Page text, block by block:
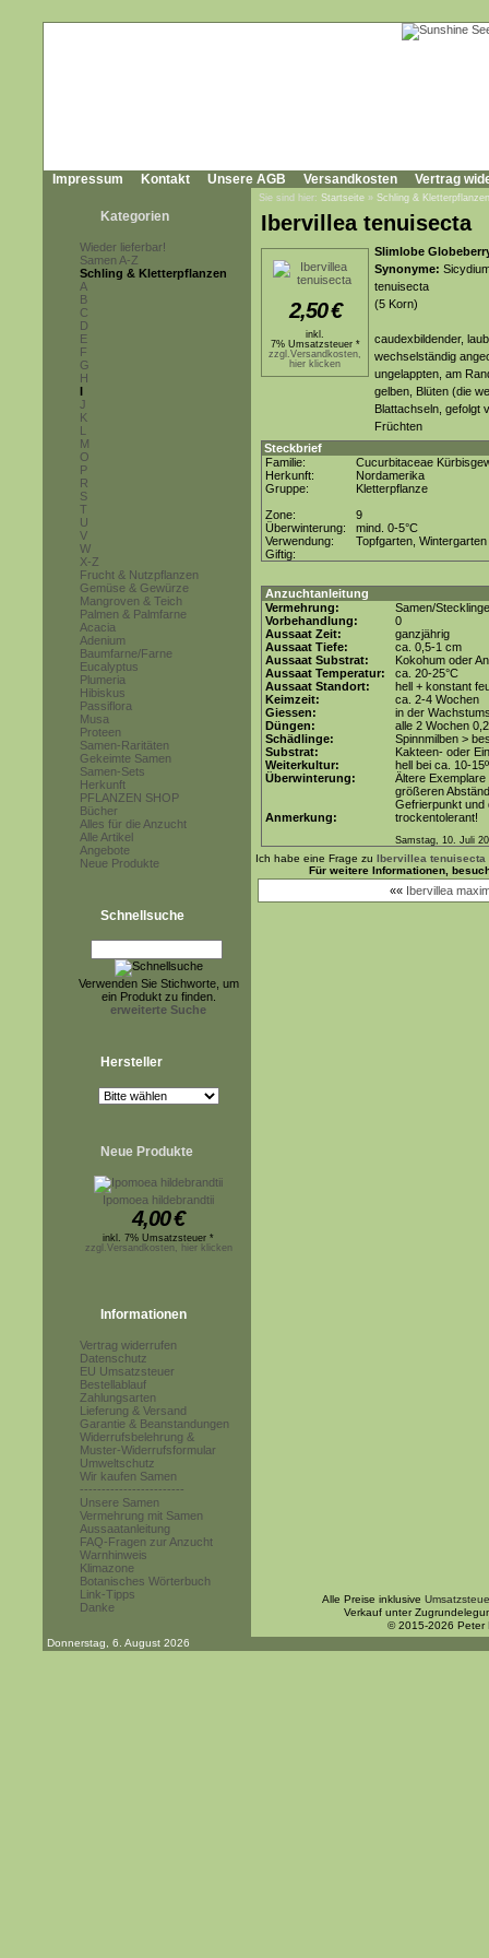
Impressum Kontakt Unsere AGB Versandkosten Vertrag
Kategorien
Wieder lieferbar!
Samen A-Z
Schling & Kletterpflanzen
A
B
C
D
E
F
G
H
I
J
K
L
M
O
P
R
S
T
U
V
W
X-Z
Frucht & Nutzpflanzen
Gemüse & Gewürze
Mangroven & Teich
Palmen & Palmfarne
Acacia
Adenium
Baumfarne/Farne
Eucalyptus
Plumeria
Hibiskus
Passiflora
Musa
Proteen
Samen-Raritäten
Gekeimte Samen
Samen-Sets
Herkunft
PFLANZEN SHOP
Bücher
Alles für die Anzucht
Alle Artikel
Angebote
Neue Produkte
Schnellsuche
Verwenden Sie Stichworte, um
ein Produkt zu finden.
erweiterte Suche
Hersteller
Neue Produkte
Ipomoea hildebrandtii
4,00€
inkl. 7% Umsatzsteuer *
zzgl.Versandkosten, hier klicken
Informationen
Vertrag widerrufen
Datenschutz
EU Umsatzsteuer
Bestellablauf
Zahlungsarten
Lieferung & Versand
Garantie & Beanstandungen
Widerrufsbelehrung &
Muster-Widerrufsformular
Umweltschutz
Wir kaufen Samen
------------------------
Unsere Samen
Vermehrung mit Samen
Aussaatanleitung
FAQ-Fragen zur Anzucht
Warnhinweis
Klimazone
Botanisches Wörterbuch
Link-Tipps
Danke
Sie sind hier: Startseite » Schling & Kletterpflanzen
Ibervillea tenuisecta
2,50€
inkl.
7% Umsatzsteuer *
zzgl.Versandkosten,
hier klicken
Slimlobe
Synonyme:
tenuisecta
(5 Korn)
caudexbildender,
wechselständig
ungelappten, am
gelben, Blüten (die
Blattachseln, gefolgt
Früchten
Steckbrief
Familie:
Cucurbitaceae
Herkunft:
Nordamerika
Gruppe:
Kletterpflanze
Zone:
9
Überwinterung:
mind. 0-5°C
Verwendung:
Topfgarten, Wintergarten
Giftig:
Anzuchtanleitung
Vermehrung:
Samen/Stecklinge
Vorbehandlung:
0
Aussaat Zeit:
ganzjährig
Aussaat Tiefe:
ca. 0,5-1 cm
Aussaat Substrat:
Kokohum oder
Aussaat Temperatur:
ca. 20-25°C
Aussaat Standort:
hell + konstant
Keimzeit:
ca. 2-4 Wochen
Giessen:
in der
Düngen:
alle 2 Wochen
Schädlinge:
Spinnmilben >
Substrat:
Kakteen- oder
Weiterkultur:
hell bei ca. 10-
Überwinterung:
Ältere
größeren
Gefrierpunkt und
Anmerkung:
trockentolerant!
Samstag, 10. Juli
Ich habe eine Frage zu Ibervillea tenuisecta
Für weitere Informationen,
«« Ibervillea
Alle Preise inklusive
Verkauf unter
© 2015-2026 Peter
Donnerstag, 6. August 2026